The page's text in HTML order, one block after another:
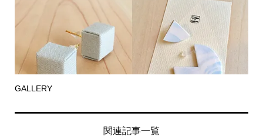
GALLERY
関連記事一覧